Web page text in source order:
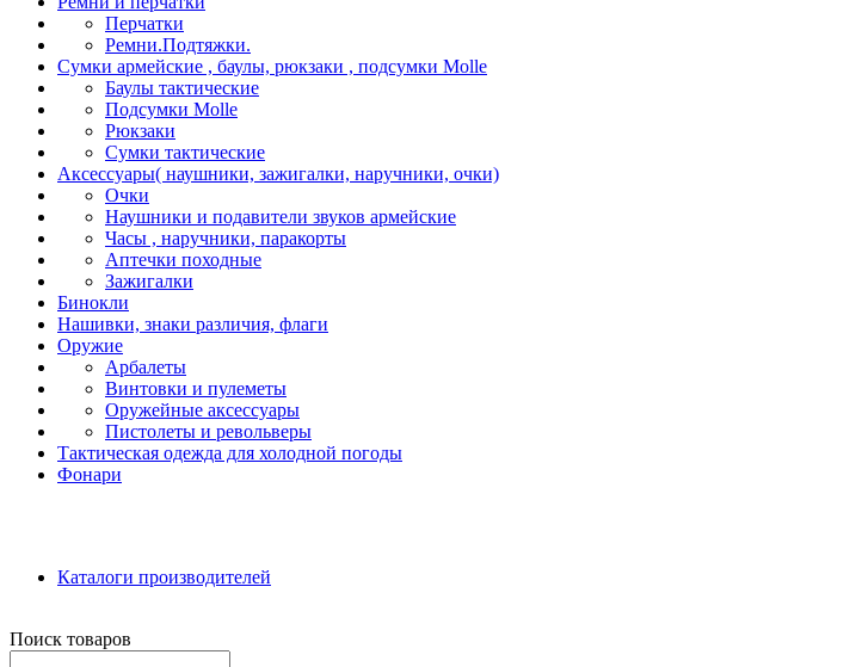
Перчатки
Ремни.Подтяжки.
Сумки армейские , баулы, рюкзаки , подсумки Molle
Баулы тактические
Подсумки Molle
Рюкзаки
Сумки тактические
Аксессуары( наушники, зажигалки, наручники, очки)
Очки
Наушники и подавители звуков армейские
Часы , наручники, паракорты
Аптечки походные
Зажигалки
Бинокли
Нашивки, знаки различия, флаги
Оружие
Арбалеты
Винтовки и пулеметы
Оружейные аксессуары
Пистолеты и револьверы
Тактическая одежда для холодной погоды
Фонари
Каталоги производителей
Поиск товаров